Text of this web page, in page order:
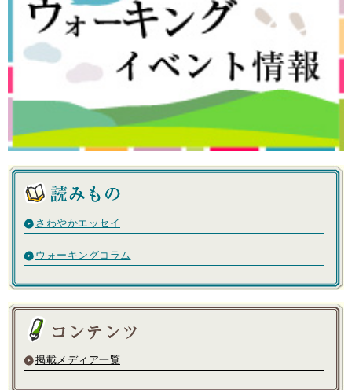
さわやかエッセイ
ウォーキングコラム
掲載メディア一覧